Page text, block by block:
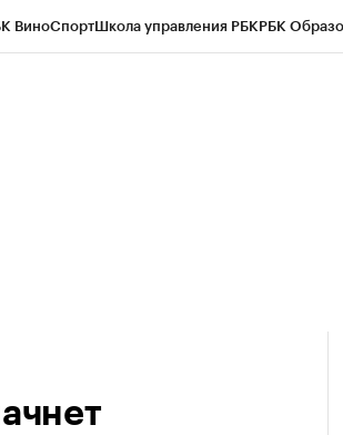
ВиноСпортШкола управления РБКРБК